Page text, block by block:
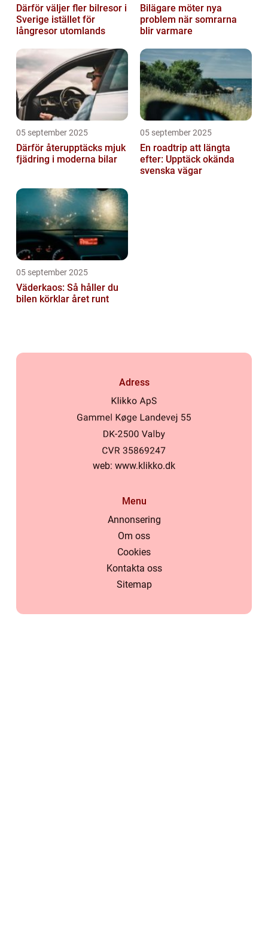
Därför väljer fler bilresor i
Sverige istället för
långresor utomlands
Bilägare möter nya
problem när somrarna
blir varmare
05 september 2025
Därför återupptäcks mjuk
fjädring i moderna bilar
05 september 2025
En roadtrip att längta
efter: Upptäck okända
svenska vägar
05 september 2025
Väderkaos: Så håller du
bilen körklar året runt
Adress
web: www.klikko.dk
Menu
Annonsering
Om oss
Cookies
Kontakta oss
Sitemap